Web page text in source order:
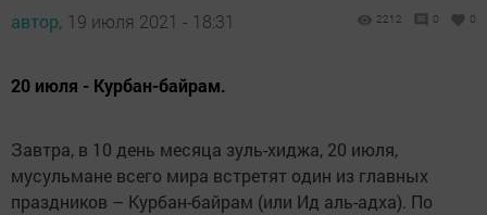
автор, 19 июля 2021 - 18:31 2212 0 0
20 июля - Курбан-байрам.
Завтра, в 10 день месяца зуль-хиджа, 20 июля,
мусульмане всего мира встретят один из главных
праздников – Курбан-байрам (или Ид аль-адха). По